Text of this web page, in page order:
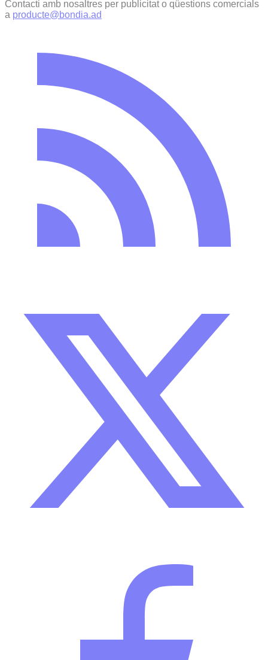
Contacti amb nosaltres per publicitat o qüestions comercials
a producte@bondia.ad